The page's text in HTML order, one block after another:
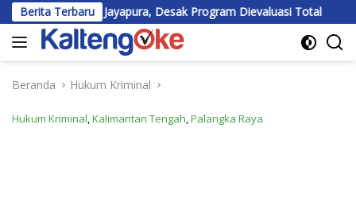
Langsung
ke
konten
Berita Terbaru
di Jayapura, Desak Program Dievaluasi Total BEM UPR
Beranda Hukum Kriminal
Hukum Kriminal,Kalimantan Tengah,Palangka Raya